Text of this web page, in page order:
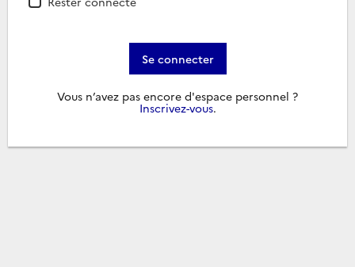
Se connecter
Vous n’avez pas encore d'espace personnel ?
Inscrivez-vous.